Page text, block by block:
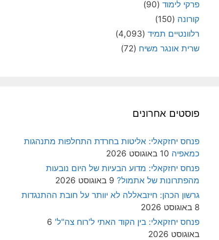
פרקי לימוד (90)
קורונה (150)
רלוונטיים תמיד (4,093)
שרית אונגר משיח (72)
פוסטים אחרונים
פנחס יחזקאלי: אליטות בחרדת התחלפות מתנהגות
כמאפיה 10 באוגוסט 2026
פנחס יחזקאלי: מדוע הבעיות של היום נובעות
מהפתרונות של אתמול? 9 באוגוסט 2026
גרשון הכהן: חיזבאללה לא יוותר על חובת ההתנגדות
8 באוגוסט 2026
פנחס יחזקאלי: בין הקוד האתי ל'רוח צה"ל' 6
באוגוסט 2026